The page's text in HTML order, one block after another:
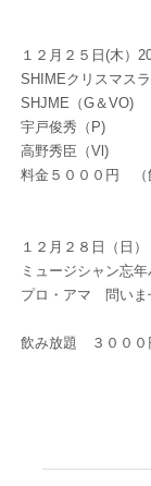
１２月２５日(木）
SHIMEクリスマス
SHJME（G＆VO)
宇戸俊秀（P)
高野秀臣（Vl)
料金５０００円 （
１２月２８日（日）
ミュージシャン忘
プロ・アマ 問いま
飲み放題 ３０００